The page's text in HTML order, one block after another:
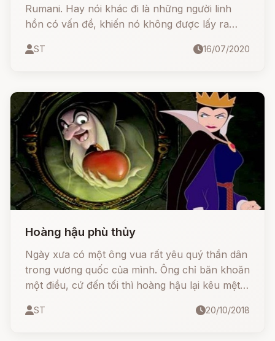
Rumani. Hay nói khác đi là những người linh
hồn có vấn đề, khiến nó không được lấy ra
đội mồ sống dậy. Vài Strigoi có thể sống với
ST 16/07/2020
Hoàng hậu phù thủy
Ngày xưa có một ông vua rất yêu quý thần dân
trong vương quốc của mình. Ông chỉ băn khoăn
một điều, cứ đến tối thì hoàng hậu lại kêu mệt,
theo tục lệ, nhà vua hỏi hoàng hậu cho ông
ST 20/10/2018